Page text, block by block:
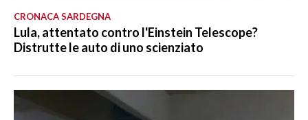
CRONACA SARDEGNA
Lula, attentato contro l'Einstein Telescope?
Distrutte le auto di uno scienziato